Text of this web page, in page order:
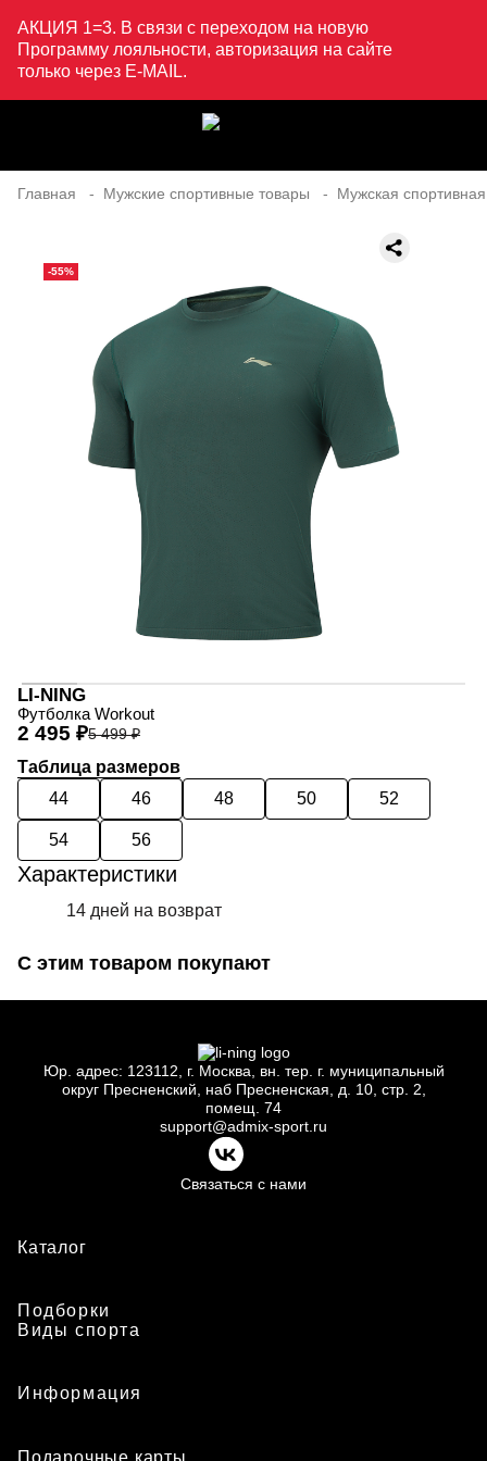
АКЦИЯ 1=3. В связи с переходом на новую
Программу лояльности, авторизация на сайте
только через E-MAIL.
Главная Мужские спортивные товары Мужская
-55%
LI-NING
Футболка Workout
5 499 ₽
2 495 ₽
Таблица размеров
44
46 48 50 52
54 56
Характеристики
14 дней на возврат
С этим товаром покупают
Юр. адрес: 123112, г. Москва, вн. тер. г. муниципальный
округ Пресненский, наб Пресненская, д. 10, стр. 2,
помещ. 74
support@admix-sport.ru
Связаться с нами
Каталог
Подборки
Виды спорта
Информация